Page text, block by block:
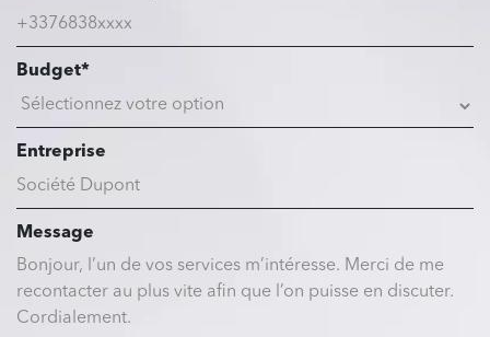
Budget*
Entreprise
Message